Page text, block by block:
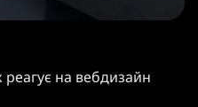
на вебдизайн